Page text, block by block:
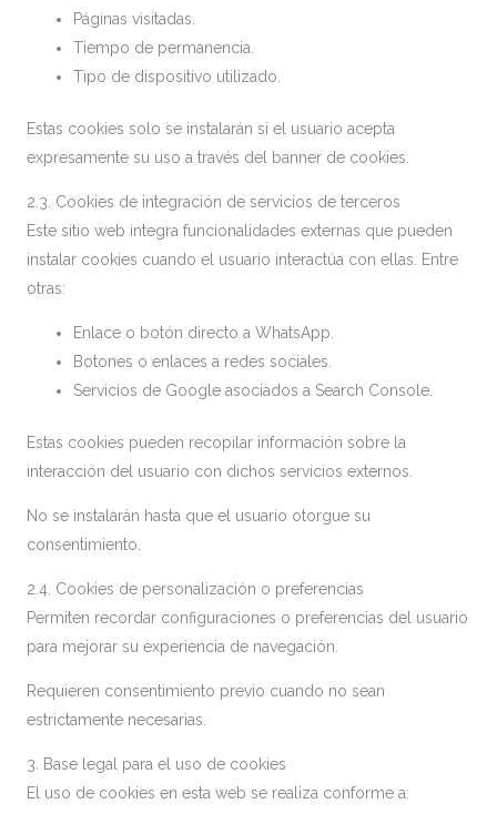
Páginas visitadas.
Tiempo de permanencia.
Tipo de dispositivo utilizado.
Estas cookies solo se instalarán si el usuario acepta
expresamente su uso a través del banner de cookies.
2.3. Cookies de integración de servicios de terceros
Este sitio web integra funcionalidades externas que pueden
instalar cookies cuando el usuario interactúa con ellas. Entre
otras:
Enlace o botón directo a WhatsApp.
Botones o enlaces a redes sociales.
Servicios de Google asociados a Search Console.
Estas cookies pueden recopilar información sobre la
interacción del usuario con dichos servicios externos.
No se instalarán hasta que el usuario otorgue su
consentimiento.
2.4. Cookies de personalización o preferencias
Permiten recordar configuraciones o preferencias del usuario
para mejorar su experiencia de navegación.
Requieren consentimiento previo cuando no sean
estrictamente necesarias.
3. Base legal para el uso de cookies
El uso de cookies en esta web se realiza conforme a: